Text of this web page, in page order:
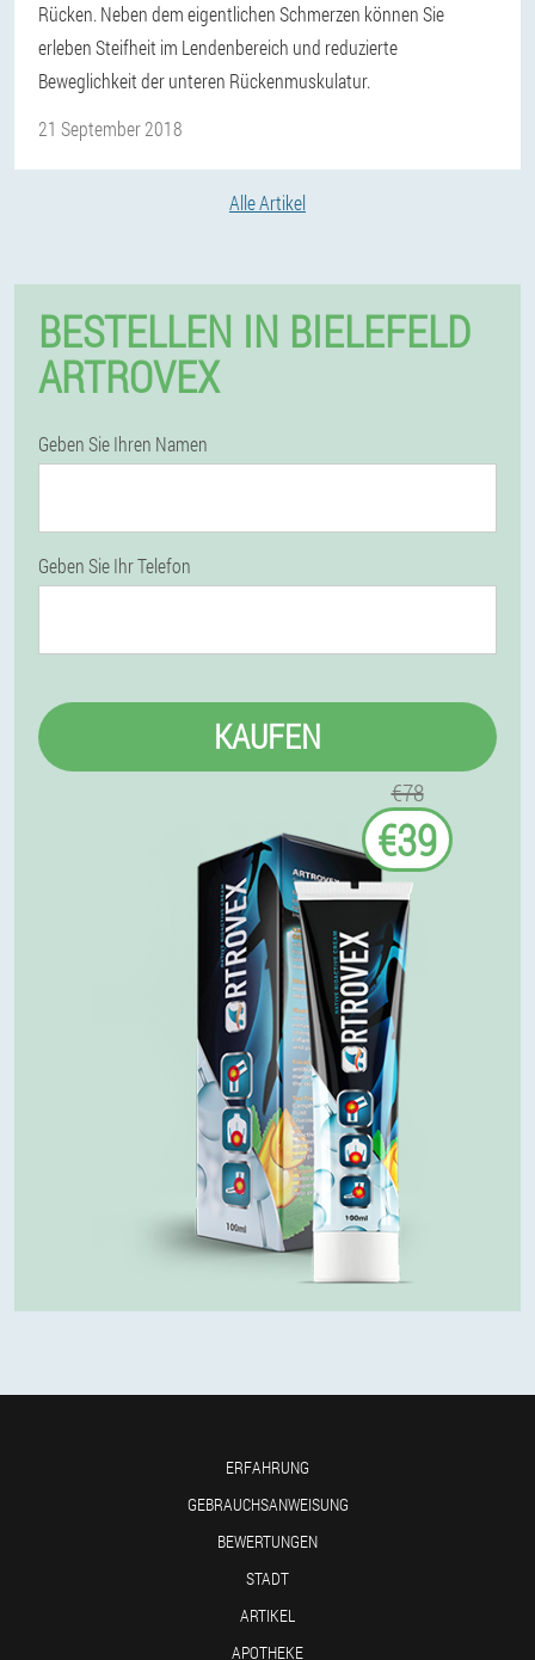
Rücken. Neben dem eigentlichen Schmerzen können Sie
erleben Steifheit im Lendenbereich und reduzierte
Beweglichkeit der unteren Rückenmuskulatur.
21 September 2018
Alle Artikel
BESTELLEN IN BIELEFELD
ARTROVEX
Geben Sie Ihren Namen
Geben Sie Ihr Telefon
KAUFEN
€78
€39
ERFAHRUNG
GEBRAUCHSANWEISUNG
BEWERTUNGEN
STADT
ARTIKEL
APOTHEKE